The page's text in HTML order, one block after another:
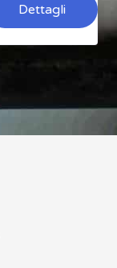
Dettagli